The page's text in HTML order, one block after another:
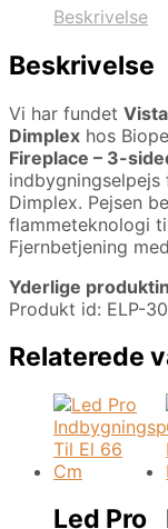
Beskrivelse
Beskrivelse
Vi har fundet
Dimplex hos
Fireplace – 3-
Dimplex. Pejsen
flammeteknologi
Fjernbetjening
Yderlige
Produkt id: ELP-
Relaterede
Led Pro